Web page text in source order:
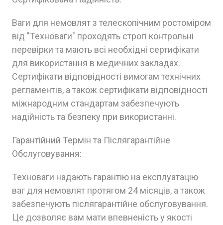
Ваги для немовлят з телескопічним ростоміром
від "Техноваги" проходять строгі контрольні
перевірки та мають всі необхідні сертифікати
для використання в медичних закладах.
Сертифікати відповідності вимогам технічних
регламентів, а також сертифікати відповідності
міжнародним стандартам забезпечують
надійність та безпеку при використанні.
Гарантійний Термін та Післягарантійне
Обслуговування:
Техноваги надають гарантію на експлуатацію
ваг для немовлят протягом 24 місяців, а також
забезпечують післягарантійне обслуговування.
Це дозволяє вам мати впевненість у якості